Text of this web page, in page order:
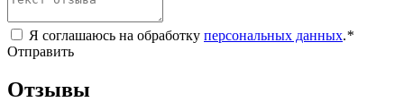
Я соглашаюсь на обработку персональных данных.*
Отправить
Отзывы